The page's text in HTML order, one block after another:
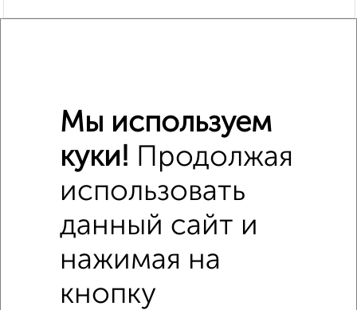
Мы используем
куки! Продолжая
использовать
данный сайт и
нажимая на
кнопку